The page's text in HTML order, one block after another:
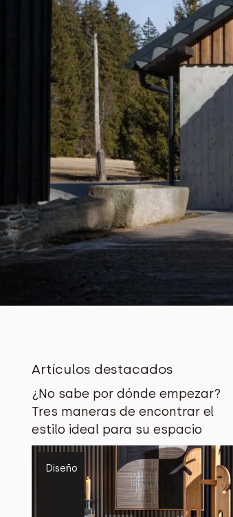
Artículos destacados
¿No sabe por dónde empezar?
Tres maneras de encontrar el
estilo ideal para su espacio
Diseño